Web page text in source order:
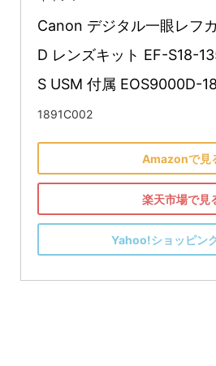
Canon デジタル一眼レフ
D レンズキット EF-S18-
S USM 付属 EOS9000D-
1891C002
Amazonで見
楽天市場で見
Yahoo!ショッピン